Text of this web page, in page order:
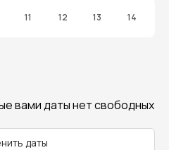
11 12 13 14
вами даты нет свободных
даты